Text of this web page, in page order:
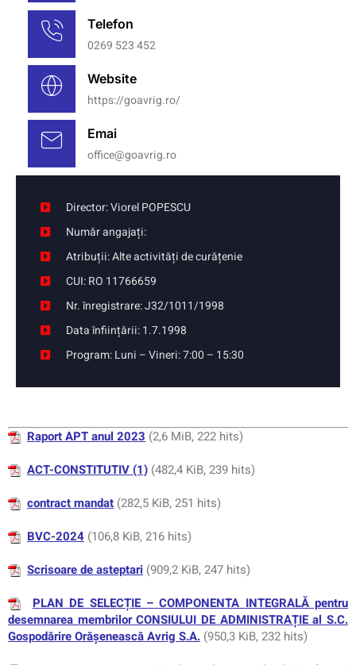
Telefon
0269 523 452
Website
https://goavrig.ro/
Emai
office@goavrig.ro
Director: Viorel POPESCU
Număr angajați:
Atribuții: Alte activități de curățenie
CUI: RO 11766659
Nr. înregistrare: J32/1011/1998
Data înființării: 1.7.1998
Program: Luni – Vineri: 7:00 – 15:30
Raport APT anul 2023 (2,6 MiB, 222 hits)
ACT-CONSTITUTIV (1) (482,4 KiB, 239 hits)
contract mandat (282,5 KiB, 251 hits)
BVC-2024 (106,8 KiB, 216 hits)
Scrisoare de asteptari (909,2 KiB, 247 hits)
PLAN DE SELECȚIE – COMPONENTA INTEGRALĂ pentru
desemnarea membrilor CONSIULUI DE ADMINISTRAȚIE al S.C.
Gospodărire Orășenească Avrig S.A. (950,3 KiB, 232 hits)